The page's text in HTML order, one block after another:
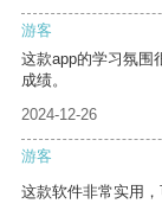
游客
这款app的学习氛围
成绩。
2024-12-26
游客
这款软件非常实用，